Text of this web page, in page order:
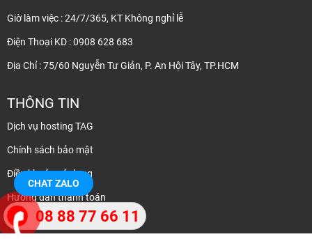
Giờ làm việc : 24/7/365, KT Không nghỉ lễ
Điện Thoại KD : 0908 628 683
Địa Chỉ : 75/60 Nguyễn Tư Giản, P. An Hội Tây, TP.HCM
THÔNG TIN
Dịch vụ hosting TAG
Chính sách bảo mật
Điều khoản sử dụng
Hướng dẫn thanh toán
Liên hệ
CHAT ZALO
08 88 77 66 11